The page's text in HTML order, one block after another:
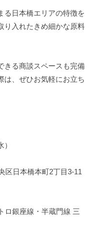
る日本橋エリアの特徴を
り入れたきめ細かな原料
きる商談スペースも完備
は、ぜひお気軽にお立ち
区日本橋本町2丁目3-11
ロ銀座線・半蔵門線 三